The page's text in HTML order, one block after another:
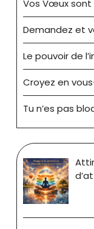
Vos Vœux sont
Demandez et
Le pouvoir de
Croyez en
Tu n’es pas